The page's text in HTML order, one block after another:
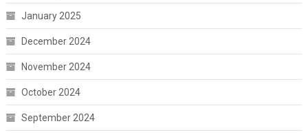
January 2025
December 2024
November 2024
October 2024
September 2024